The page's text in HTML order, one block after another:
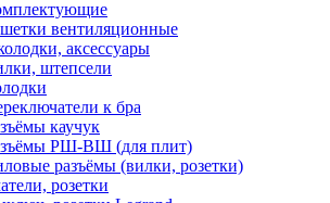
вентиляционные
аксессуары
штепсели
к бра
каучук
РШ-ВШ (для плит)
разъёмы (вилки, розетки)
розетки